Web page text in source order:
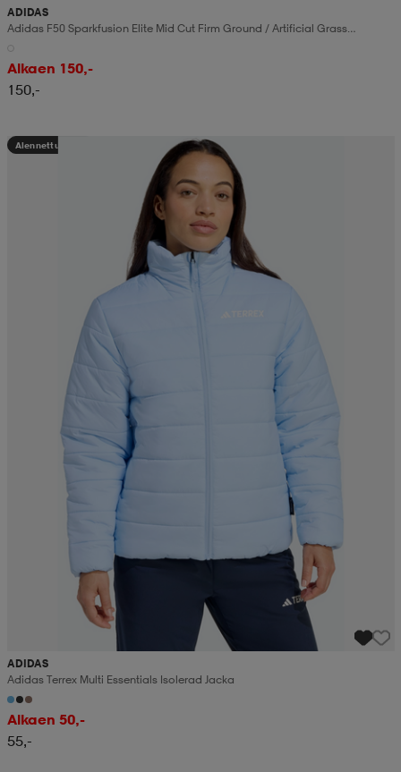
ADIDAS
Adidas F50 Sparkfusion Elite Mid Cut Firm Ground / Artificial Grass
Alkaen 150,-
150,-
Alennettu hinta
ADIDAS
Adidas Terrex Multi Essentials Isolerad Jacka
Alkaen 50,-
55,-